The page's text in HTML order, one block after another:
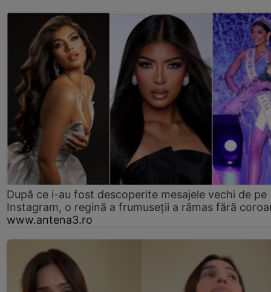
După ce i-au fost descoperite mesajele vechi de pe
Instagram, o regină a frumuseții a rămas fără
www.antena3.ro